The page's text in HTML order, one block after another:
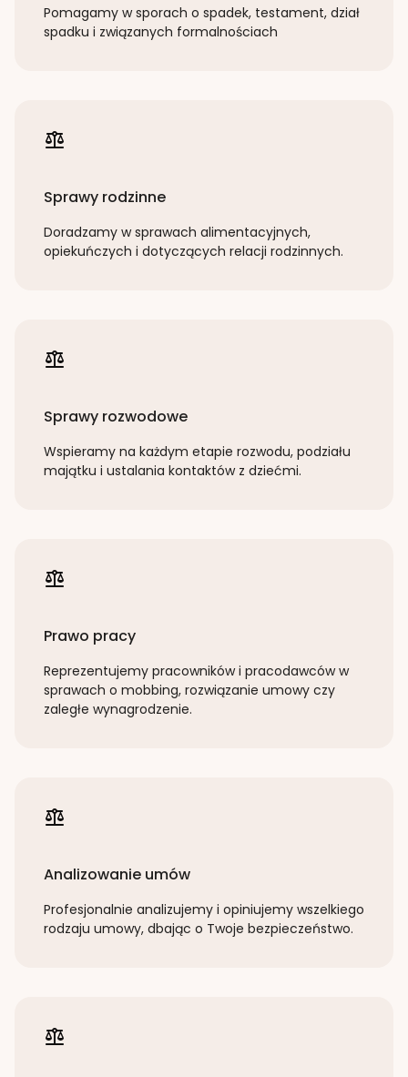
Pomagamy w sporach o spadek, testament, dział
spadku i związanych formalnościach
Sprawy rodzinne
Doradzamy w sprawach alimentacyjnych,
opiekuńczych i dotyczących relacji rodzinnych.
Sprawy rozwodowe
Wspieramy na każdym etapie rozwodu, podziału
majątku i ustalania kontaktów z dziećmi.
Prawo pracy
Reprezentujemy pracowników i pracodawców w
sprawach o mobbing, rozwiązanie umowy czy
zaległe wynagrodzenie.
Analizowanie umów
Profesjonalnie analizujemy i opiniujemy wszelkiego
rodzaju umowy, dbając o Twoje bezpieczeństwo.